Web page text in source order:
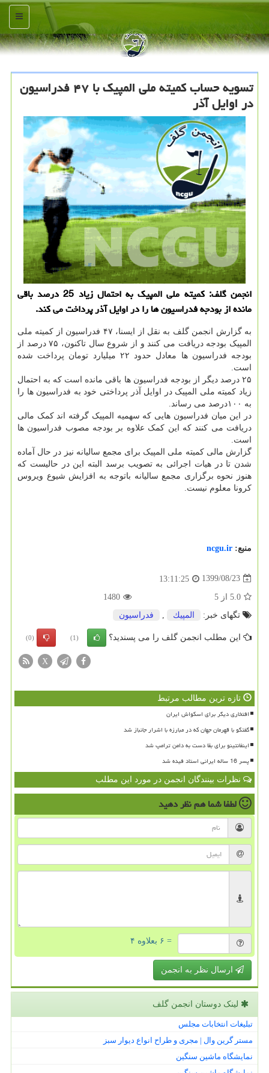
منو
تسویه حساب كمیته ملی المپیك با ۴۷ فدراسیون
در اوایل آذر
انجمن گلف: كمیته ملی المپیك به احتمال زیاد 25 درصد باقی
مانده از بودجه فدراسیون ها را در اوایل آذر پرداخت می كند.
به گزارش انجمن گلف به نقل از ایسنا، ۴۷ فدراسیون از کمیته ملی
المپیک بودجه دریافت می کنند و از شروع سال تاکنون، ۷۵ درصد از
بودجه فدراسیون ها معادل حدود ۲۲ میلیارد تومان پرداخت شده
است.
۲۵ درصد دیگر از بودجه فدراسیون ها باقی مانده است که به احتمال
زیاد کمیته ملی المپیک در اوایل آذر پرداختی خود به فدراسیون ها را
به ۱۰۰درصد می رساند.
در این میان فدراسیون هایی که سهمیه المپیک گرفته اند کمک مالی
دریافت می کنند که این کمک علاوه بر بودجه مصوب فدراسیون ها
است.
گزارش مالی کمیته ملی المپیک برای مجمع سالیانه نیز در حال آماده
شدن تا در هیات اجرائی به تصویب برسد البته این در حالیست که
هنوز نحوه برگزاری مجمع سالیانه باتوجه به افزایش شیوع ویروس
کرونا معلوم نیست.
منبع: ncgu.ir
1399/08/23
13:11:25
5.0 از 5
1480
تگهای خبر:
المپیك فدراسیون
این مطلب انجمن گلف را می پسندید؟ (1)
(0)
X
تازه ترین مطالب مرتبط
افتخاری دیگر برای اسکواش ایران
گفتگو با قهرمان جهان که در مبارزه با اشرار جانباز شد
اینفانتینو برای بقا دست به دامن ترامپ شد
پسر 16 ساله ایرانی استاد فیده شد
نظرات بینندگان انجمن در مورد این مطلب
لطفا شما همنظر دهید
= ۶ بعلاوه ۴
ارسال نظر به انجمن
لینک دوستان انجمن گلف
تبلیغات انتخابات مجلس
مستر گرین وال | مجری و طراح انواع دیوار سبز
نمایشگاه ماشین سنگین